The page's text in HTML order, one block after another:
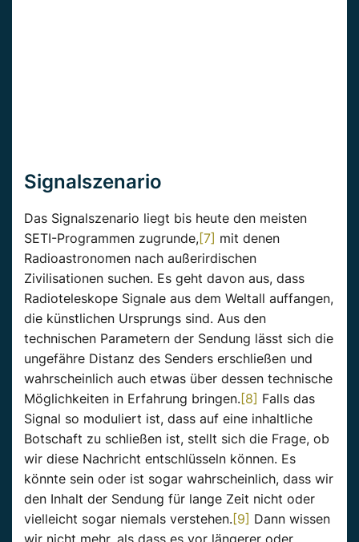
Signalszenario
Das Signalszenario liegt bis heute den meisten
SETI-Programmen zugrunde,[7] mit denen
Radioastronomen nach außerirdischen
Zivilisationen suchen. Es geht davon aus, dass
Radioteleskope Signale aus dem Weltall auffangen,
die künstlichen Ursprungs sind. Aus den
technischen Parametern der Sendung lässt sich die
ungefähre Distanz des Senders erschließen und
wahrscheinlich auch etwas über dessen technische
Möglichkeiten in Erfahrung bringen.[8] Falls das
Signal so moduliert ist, dass auf eine inhaltliche
Botschaft zu schließen ist, stellt sich die Frage, ob
wir diese Nachricht entschlüsseln können. Es
könnte sein oder ist sogar wahrscheinlich, dass wir
den Inhalt der Sendung für lange Zeit nicht oder
vielleicht sogar niemals verstehen.[9] Dann wissen
wir nicht mehr, als dass es vor längerer oder